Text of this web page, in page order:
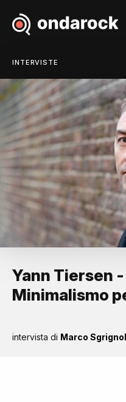
INTERVISTE
Yann Tiersen
Minimalismo
intervista di Marco